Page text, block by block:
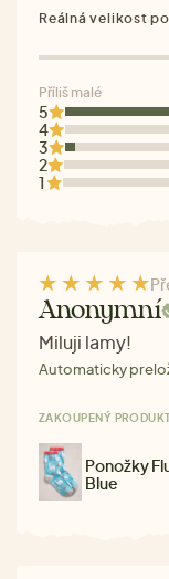
5
4
3
2
1
Reálná velikost
Příliš malé
Anonymní
Miluji lamy!
Automaticky
ZAKOUPENÝ
Ponožky
Blue